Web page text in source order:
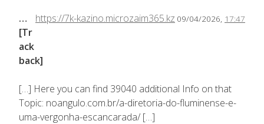
https://7k-kazino.microzaim365.kz 09/04/2026, 17:47
…
[Tr
ack
back]
[…] Here you can find 39040 additional Info on that
Topic: noangulo.com.br/a-diretoria-do-fluminense-e-
uma-vergonha-escancarada/ […]